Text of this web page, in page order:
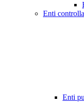
Enti
Enti